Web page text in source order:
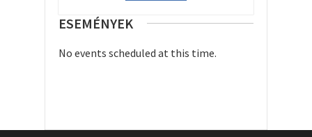
ESEMÉNYEK
No events scheduled at this time.